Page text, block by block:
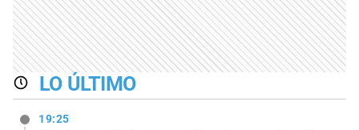
LO ÚLTIMO
19:25